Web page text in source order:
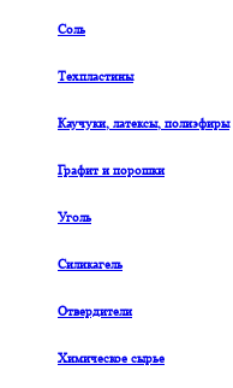
Соль
Техпластины
Каучуки, латексы, полиэфиры
Графит и порошки
Уголь
Силикагель
Отвердители
Химическое сырье